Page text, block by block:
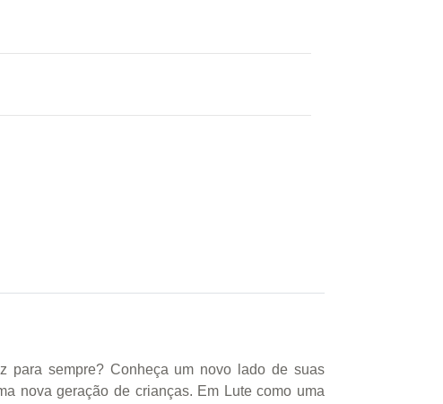
para sempre? Conheça um novo lado de suas
nova geração de crianças. Em Lute como uma